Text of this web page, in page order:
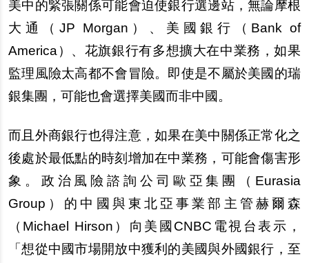
美中的緊張關係可能會迫使銀行選邊站，無論摩根
大通（JP Morgan）、美國銀行（Bank of
America）、花旗銀行有多想擴大在中業務，如果
監理風險太高都不會冒險。即使是不屬於美國的瑞
銀集團，可能也會選擇美國而非中國。
而且外商銀行也得注意，如果在美中關係正常化之
後處於最低點的時刻增加在中業務，可能會傷害形
象。政治風險諮詢公司歐亞集團（Eurasia
Group）的中國與東北亞事業部主管赫爾森
（Michael Hirson）向美國CNBC電視台表示，
「想從中國市場開放中獲利的美國與外國銀行，至